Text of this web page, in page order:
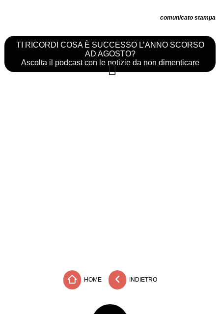
comunicato stampa
TI RICORDI COSA È SUCCESSO L’ANNO SCORSO
AD AGOSTO?
Ascolta il podcast con le notizie da non dimenticare
HOME INDIETRO